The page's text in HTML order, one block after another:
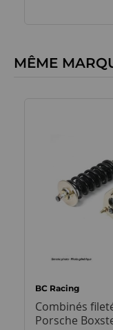
MÊME
BC Racing
Combinés
Porsche